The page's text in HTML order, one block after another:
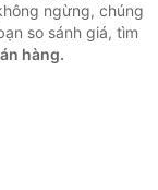
ngừng, chúng
so sánh giá, tìm
hàng.